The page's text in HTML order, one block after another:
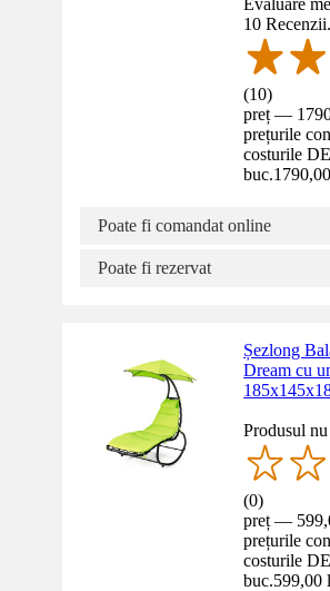
Evaluare
10 Recenzii.
(10)
preț —
prețurile
costurile
buc.
Poate fi comandat online
Poate fi rezervat
Șezlong
Dream cu
Produsul
(0)
preț —
prețurile
costurile
buc.599,00